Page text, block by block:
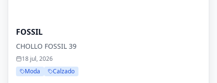
FOSSIL
CHOLLO FOSSIL 39
18 jul, 2026
Moda
Calzado